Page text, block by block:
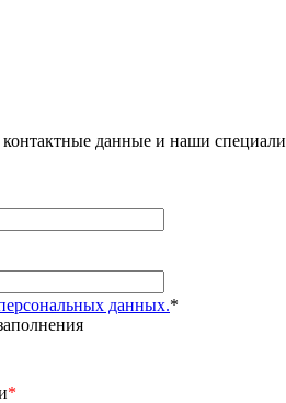
данные и наши
данных.*
*